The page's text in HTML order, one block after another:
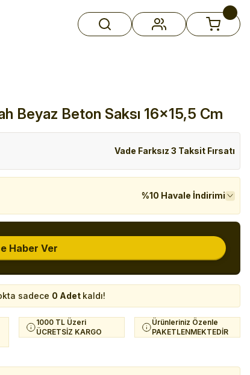
Beyaz Beton Saksı 16x15,5 Cm
Vade Farksız 3 Taksit Fırsatı
%10 Havale İndirimi
Haber Ver
sadece 0 Adet kaldı!
1000 TL Üzeri
ÜCRETSİZ KARGO
Ürünleriniz Özenle
PAKETLENMEKTEDİR